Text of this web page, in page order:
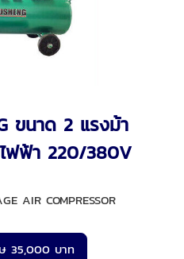
ขนาด 2 แรงม้า
ฟฟ้า 220/380V
AIR COMPRESSOR
35,000 บาท